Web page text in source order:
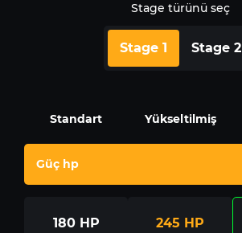
Stage türünü seç
Stage 1 Stage 2
Standart Yükseltilmiş
Güç hp
180 HP 245 HP